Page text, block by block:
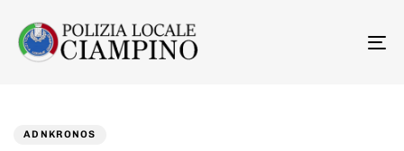
ADNKRONOS